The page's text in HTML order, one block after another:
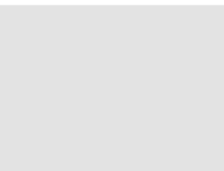
телекоммуникаций.
изобретением
–